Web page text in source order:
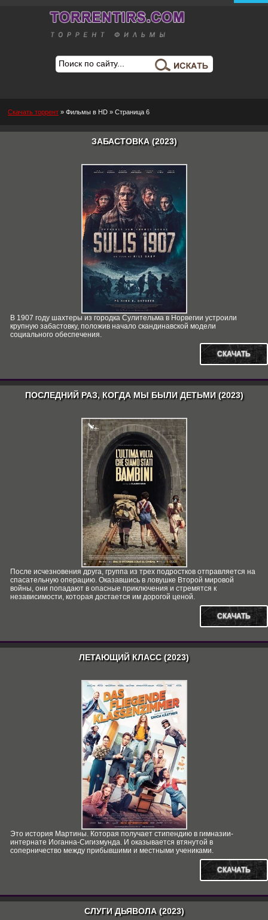
Скачать торрент » Фильмы в HD » Страница 6
ЗАБАСТОВКА (2023)
В 1907 году шахтеры из городка Сулительма в Норвегии устроили
крупную забастовку, положив начало скандинавской модели
социального обеспечения.
СКАЧАТЬ
ПОСЛЕДНИЙ РАЗ, КОГДА МЫ БЫЛИ ДЕТЬМИ (2023)
После исчезновения друга, группа из трех подростков отправляется на
спасательную операцию. Оказавшись в ловушке Второй мировой
войны, они попадают в опасные приключения и стремятся к
независимости, которая достается им дорогой ценой.
СКАЧАТЬ
ЛЕТАЮЩИЙ КЛАСС (2023)
Это история Мартины. Которая получает стипендию в гимназии-
интернате Иоганна-Сигизмунда. И оказывается втянутой в
соперничество между прибывшими и местными учениками.
СКАЧАТЬ
СЛУГИ ДЬЯВОЛА (2023)